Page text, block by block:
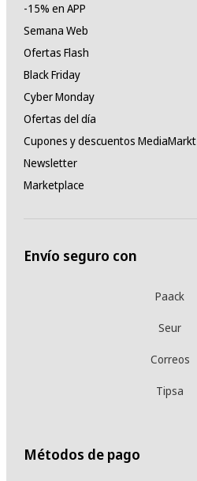
-15% en APP
Semana Web
Ofertas Flash
Black Friday
Cyber Monday
Ofertas del día
Cupones y descuentos MediaMarkt
Newsletter
Marketplace
Envío seguro con
Paack
Seur
Correos
Tipsa
Métodos de pago